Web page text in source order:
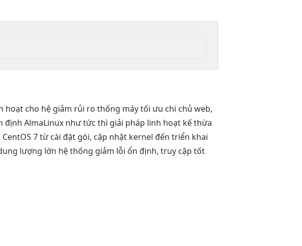
hoạt cho hệ giảm rủi ro thống máytối ưu chi chủ web,
định AlmaLinux nhưtức thì giải pháp linh hoạt kế thừa
7 từ cài đặt gói, cập nhật kernel đến triển khai
lượng lớn hệ thống giảm lỗi ổn định,truy cập tốt